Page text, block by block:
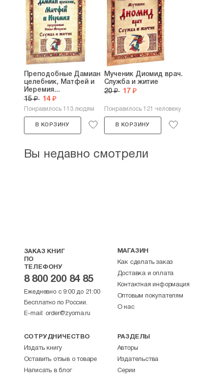
Преподобные Дамиан
целебник, Матфей и
Иеремия...
15 ₽ 14 ₽
Понравилось 113 людям
В КОРЗИНУ
Мученик Диомид врач.
Служба и житие
20 ₽ 17 ₽
Понравилось 121 человеку
В КОРЗИНУ
Вы недавно смотрели
ЗАКАЗ КНИГ
ПО
ТЕЛЕФОНУ
8 800 200 84 85
Ежедневно с 9:00 до 21:00
Бесплатно по России.
E-mail: order@zyorna.ru
МАГАЗИН
Как сделать заказ
Доставка и оплата
Контактная информация
Оптовым покупателям
О нас
СОТРУДНИЧЕСТВО
Издать книгу
Оставить отзыв о товаре
Написать в блог
РАЗДЕЛЫ
Авторы
Издательства
Серии